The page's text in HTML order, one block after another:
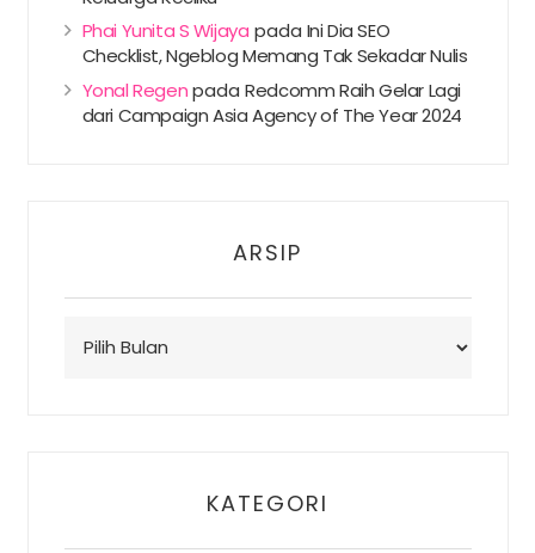
Phai Yunita S Wijaya pada Ini Dia SEO
Checklist, Ngeblog Memang Tak Sekadar Nulis
Yonal RegenpadaRedcomm Raih Gelar Lagi
dari Campaign Asia Agency of The Year 2024
ARSIP
KATEGORI